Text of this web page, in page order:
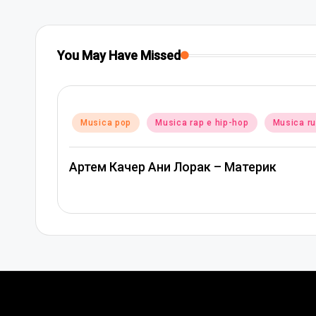
You May Have Missed
Posted
Musica pop Musica rap e hip-hop Musica
Артем Качер Ани Лорак – Материк